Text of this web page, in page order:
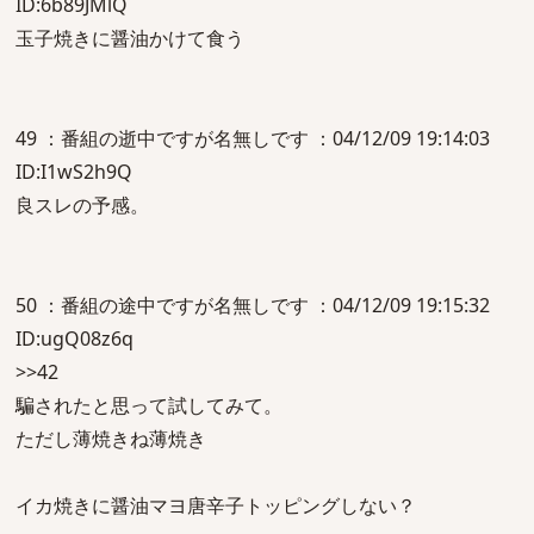
玉子焼きに醤油かけて食う
49 ：番組の逝中ですが名無しです ：04/12/09 19:14:03
ID:I1wS2h9Q
良スレの予感。
50 ：番組の途中ですが名無しです ：04/12/09 19:15:32
ID:ugQ08z6q
>>42
騙されたと思って試してみて。
ただし薄焼きね薄焼き
イカ焼きに醤油マヨ唐辛子トッピングしない？